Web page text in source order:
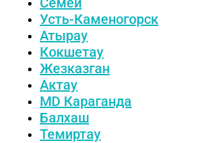
Усть-Каменогорск
Атырау
Кокшетау
Жезказган
Актау
MD Караганда
Балхаш
Темиртау